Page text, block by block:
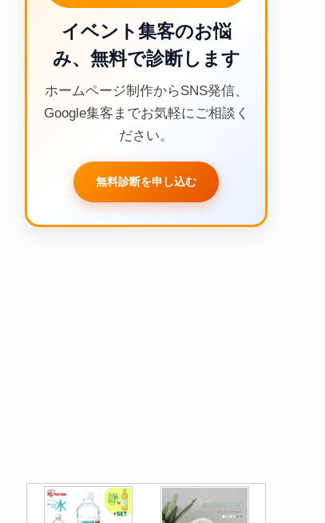
イベント集客のお悩
み、無料で診断します
ホームページ制作からSNS発信、
Google集客までお気軽にご相談く
ださい。
無料診断を申し込む